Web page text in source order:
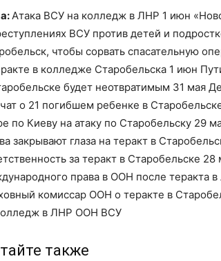
Атака ВСУ на колледж в ЛНР 1 июн
ВСУ против детей и
чтобы сорвать спасательную
в колледже Старобельска 1 июн
будет неотвратимым 31 мая
о 21 погибшем ребенке в
по Киеву на атаку по Старобельску 29
закрывают глаза на теракт в
за теракт в Старобельске
права в ООН после теракта
комиссар ООН о теракте в
в ЛНР ООН ВСУ
также